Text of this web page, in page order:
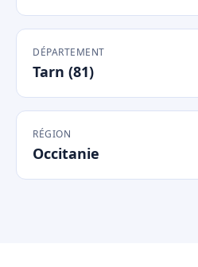
DÉPARTEMENT
Tarn (81)
RÉGION
Occitanie